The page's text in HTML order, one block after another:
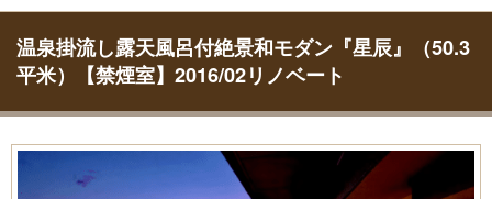
温泉掛流し露天風呂付絶景和モダン『星辰』（50.3
平米）【禁煙室】2016/02リノベート